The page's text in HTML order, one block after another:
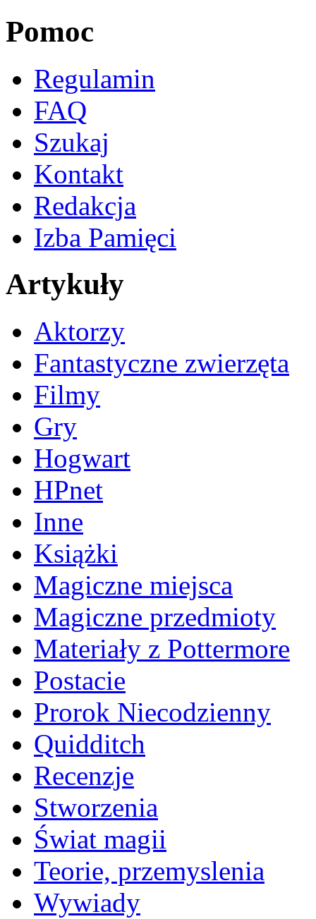
Pomoc
Regulamin
FAQ
Szukaj
Kontakt
Redakcja
Izba Pamięci
Artykuły
Aktorzy
Fantastyczne zwierzęta
Filmy
Gry
Hogwart
HPnet
Inne
Książki
Magiczne miejsca
Magiczne przedmioty
Materiały z Pottermore
Postacie
Prorok Niecodzienny
Quidditch
Recenzje
Stworzenia
Świat magii
Teorie, przemyslenia
Wywiady